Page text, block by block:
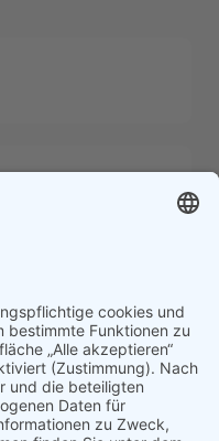
closed